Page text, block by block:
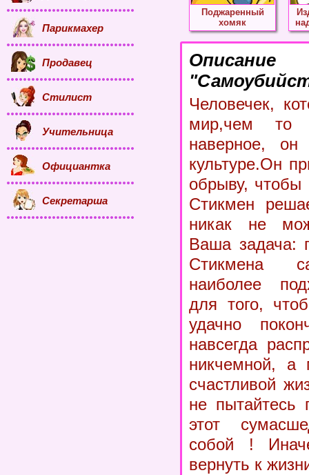
Поджаренный
хомяк
Человечек,
мир,чем
наверное, он
культуре.Он
обрыву, чтобы
Стикмен
никак не
Ваша задача:
Стикмена
наиболее
для того,
удачно
навсегда
никчемной, а
счастливой
не пытайтесь
этот
собой !
вернуть к
Парикмахер
Продавец
Стилист
Учительница
Официантка
Секретарша